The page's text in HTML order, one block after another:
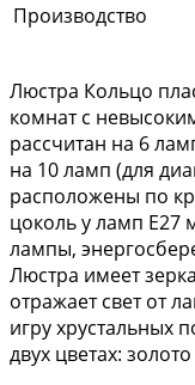
Производство
Люстра Кольцо
комнат с
рассчитан на 6
на 10 ламп (для
расположены по
цоколь у ламп Е27
лампы,
Люстра имеет
отражает свет от
игру хрустальных
двух цветах: